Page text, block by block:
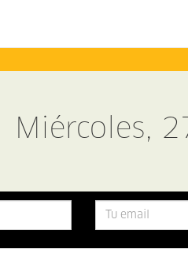
Miércoles,